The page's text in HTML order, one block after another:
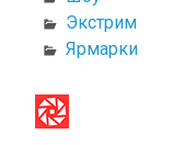
Экстрим
Ярмарки